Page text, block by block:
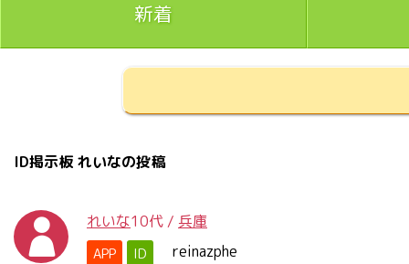
新着
ID掲示板 れいなの投稿
れいな10代 / 兵庫
APP ID reinazphe